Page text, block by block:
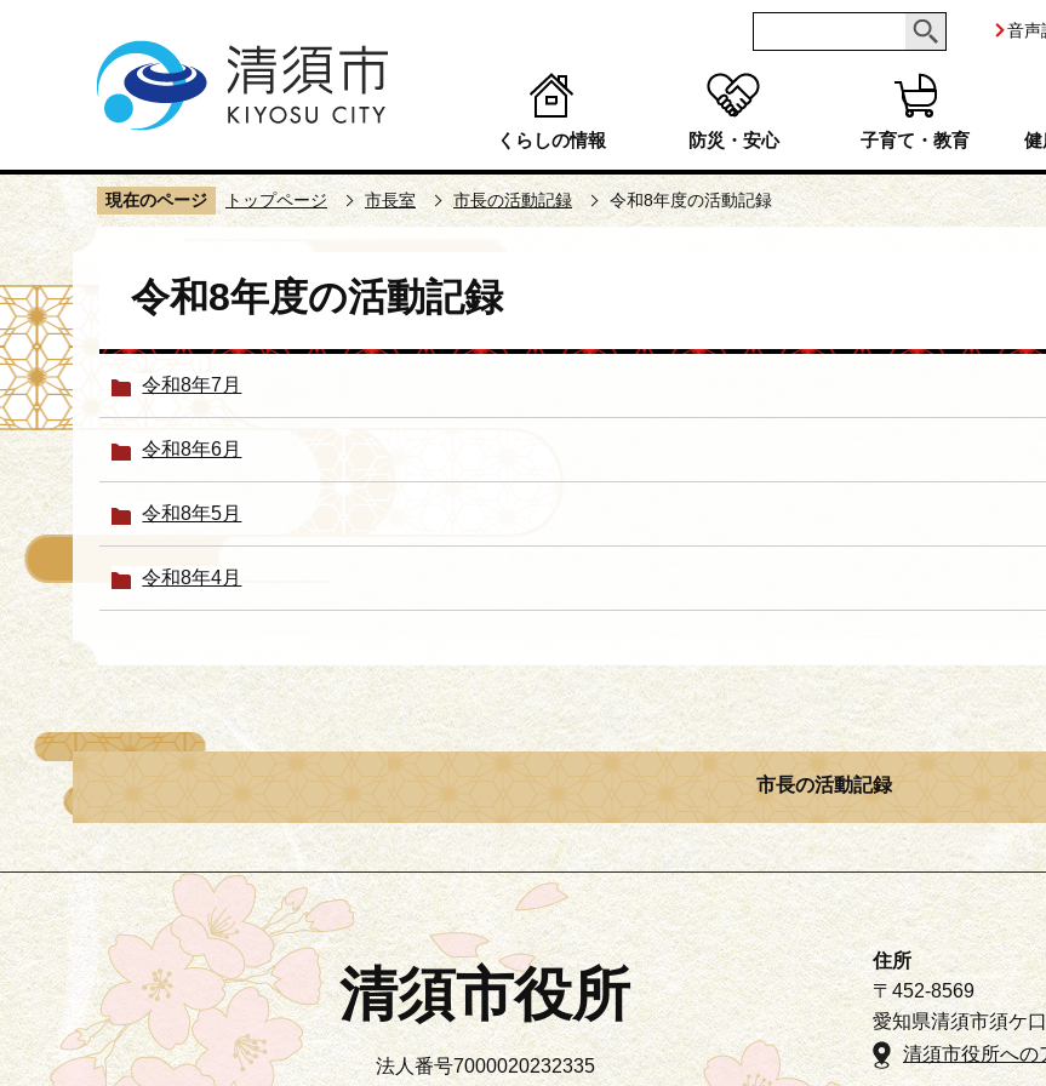
の
先
頭
で
す
音声
くらしの情報 防災・安心 子育て・教育 健
現在のページ トップページ 市長室 市長の活動記録 令和8年度の活動記録
令和8年度の活動記録
令和8年7月
令和8年6月
令和8年5月
令和8年4月
市長の活動記録
清須市役所
法人番号7000020232335
住所
〒452-8569
愛知県清須市須ケ
清須市役所への